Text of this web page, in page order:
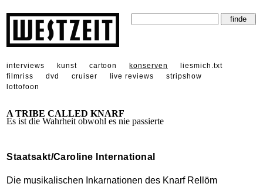
interviews kunst cartoon konserven
liesmich.txt
filmriss
dvd cruiser live reviews
stripshow
lottofoon
A TRIBE CALLED KNARF
Es ist die Wahrheit obwohl es nie passierte
Staatsakt/Caroline International
Die musikalischen Inkarnationen des Knarf Rellöm